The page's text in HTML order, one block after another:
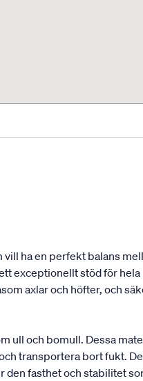
ha en perfekt balans
exceptionellt stöd för
axlar och höfter, och
ull och bomull. Dessa
transportera bort fukt.
fasthet och stabilitet